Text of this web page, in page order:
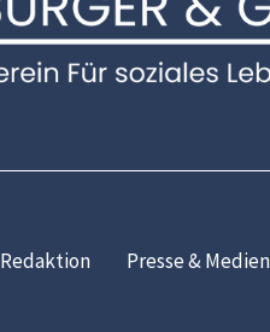
Redaktion Presse & Medien